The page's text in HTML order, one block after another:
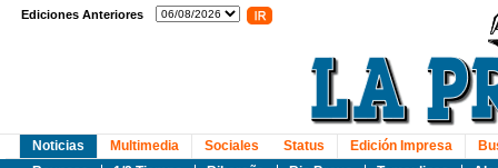
Ediciones Anteriores
Noticias
Multimedia Sociales Status Edición Impresa